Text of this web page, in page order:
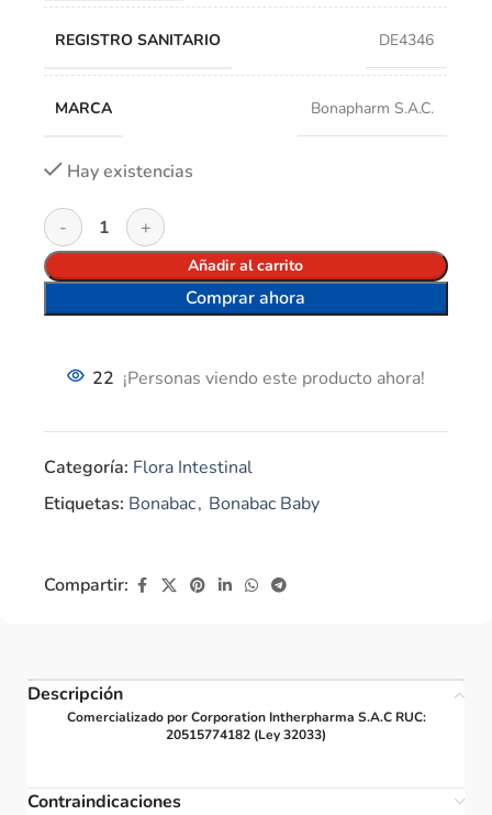
REGISTRO SANITARIO DE4346
MARCA Bonapharm S.A.C.
Hay existencias
Añadir al carrito
Comprar ahora
22 ¡Personas viendo este producto ahora!
Categoría: Flora Intestinal
Etiquetas: Bonabac, Bonabac Baby
Compartir:
Descripción
Comercializado por Corporation Intherpharma S.A.C RUC:
20515774182 (Ley 32033)
Contraindicaciones